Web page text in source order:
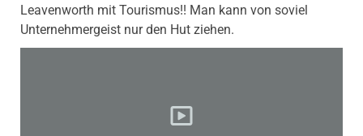
Leavenworth mit Tourismus!! Man kann von soviel
Unternehmergeist nur den Hut ziehen.